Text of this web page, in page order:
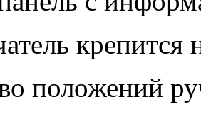
положений